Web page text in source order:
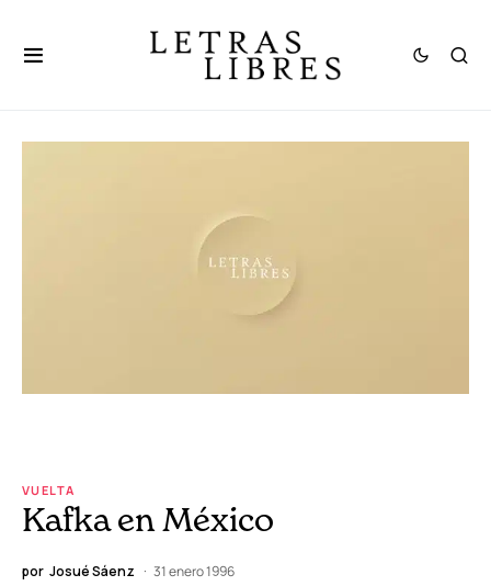
VUELTA
Kafka en México
por Josué Sáenz 31 enero 1996